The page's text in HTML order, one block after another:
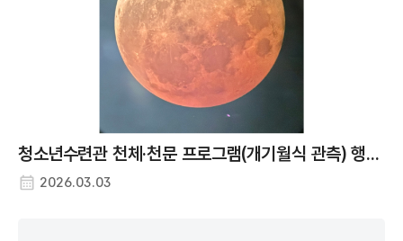
청소년수련관 천체·천문 프로그램(개기월식 관측) 행사 사진
2026.03.03